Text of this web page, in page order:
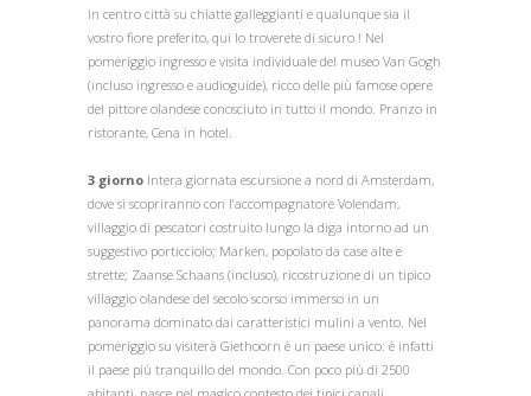
in centro città su chiatte galleggianti e qualunque sia il
vostro fiore preferito, qui lo troverete di sicuro ! Nel
pomeriggio ingresso e visita individuale del museo Van Gogh
(incluso ingresso e audioguide), ricco delle più famose opere
del pittore olandese conosciuto in tutto il mondo. Pranzo in
ristorante, Cena in hotel.
3 giorno Intera giornata escursione a nord di Amsterdam,
dove si scopriranno con l’accompagnatore Volendam,
villaggio di pescatori costruito lungo la diga intorno ad un
suggestivo porticciolo; Marken, popolato da case alte e
strette; Zaanse Schaans (incluso), ricostruzione di un tipico
villaggio olandese del secolo scorso immerso in un
panorama dominato dai caratteristici mulini a vento. Nel
pomeriggio su visiterà Giethoorn è un paese unico: è infatti
il paese più tranquillo del mondo. Con poco più di 2500